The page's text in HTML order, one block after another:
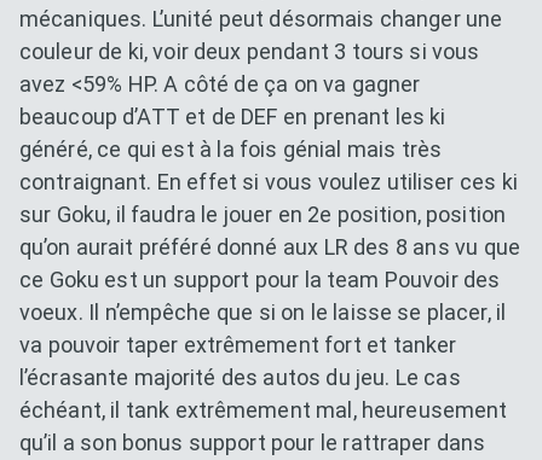
mécaniques. L’unité peut désormais changer une
couleur de ki, voir deux pendant 3 tours si vous
avez <59% HP. A côté de ça on va gagner
beaucoup d’ATT et de DEF en prenant les ki
généré, ce qui est à la fois génial mais très
contraignant. En effet si vous voulez utiliser ces ki
sur Goku, il faudra le jouer en 2e position, position
qu’on aurait préféré donné aux LR des 8 ans vu que
ce Goku est un support pour la team Pouvoir des
voeux. Il n’empêche que si on le laisse se placer, il
va pouvoir taper extrêmement fort et tanker
l’écrasante majorité des autos du jeu. Le cas
échéant, il tank extrêmement mal, heureusement
qu’il a son bonus support pour le rattraper dans